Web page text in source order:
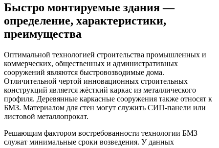
Быстро монтируемые здания —
определение, характеристики,
преимущества
Оптимальной технологией строительства промышленных и
коммерческих, общественных и административных
сооружений являются быстровозводимые дома.
Отличительной чертой инновационных строительных
конструкций является жёсткий каркас из металлического
профиля. Деревянные каркасные сооружения также относят к
БМЗ. Материалом для стен могут служить СИП-панели или
листовой металлопрокат.
Решающим фактором востребованности технологии БМЗ
служат минимальные сроки возведения. У данных